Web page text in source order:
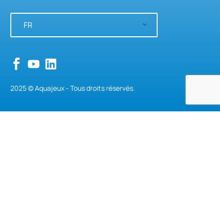
FR
2025 © Aquajeux - Tous droits réservés.